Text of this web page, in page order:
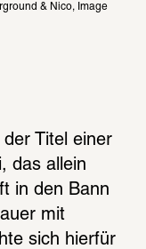
& Nico, Image
der Titel einer
das allein
in den Bann
mit
sich hierfür